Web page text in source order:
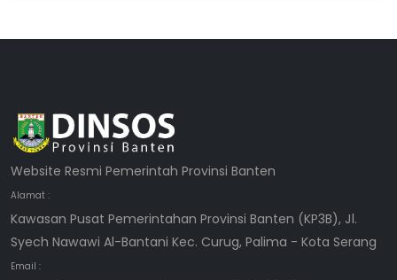
Website Resmi Pemerintah Provinsi Banten
Alamat :
Kawasan Pusat Pemerintahan Provinsi Banten (KP3B), Jl.
Syech Nawawi Al-Bantani Kec. Curug, Palima - Kota Serang
Email :